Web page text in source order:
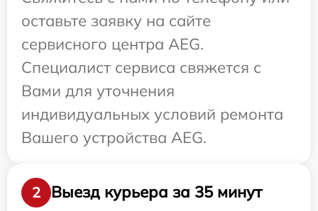
оставьте заявку на сайте
сервисного центра AEG.
Специалист сервиса свяжется с
Вами для уточнения
индивидуальных условий ремонта
Вашего устройства AEG.
2 Выезд курьера за 35 минут